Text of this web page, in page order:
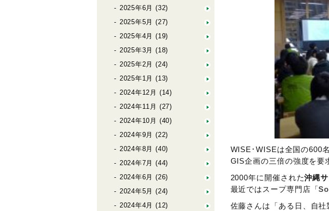
2025年6月 (32)
2025年5月 (27)
2025年4月 (19)
2025年3月 (18)
2025年2月 (24)
2025年1月 (13)
2024年12月 (14)
2024年11月 (27)
2024年10月 (40)
2024年9月 (22)
2024年8月 (40)
2024年7月 (44)
2024年6月 (26)
2024年5月 (24)
2024年4月 (12)
WISE･WISEは全国の600
GIS企画の三倍の強度を要
2000年に開催された沖縄
最近ではスープ専門店「
佐藤さんは「ある日、自